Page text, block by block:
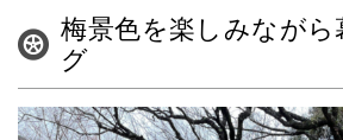
HOME
梅景色を楽しみながら
グ